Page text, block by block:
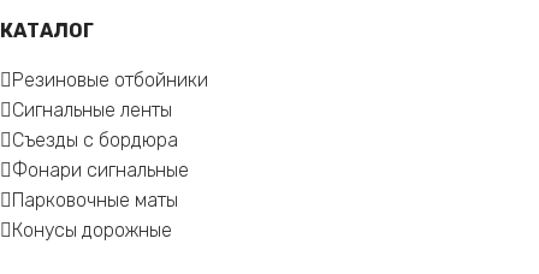
КАТАЛОГ
Резиновые отбойники
Сигнальные ленты
Съезды с бордюра
Фонари сигнальные
Парковочные маты
Конусы дорожные